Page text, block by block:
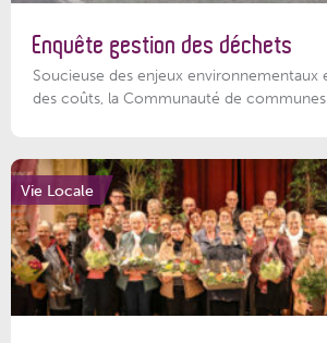
Enquête gestion des déchets
Soucieuse des enjeux environnementaux
des coûts, la Communauté de communes
Vie Locale